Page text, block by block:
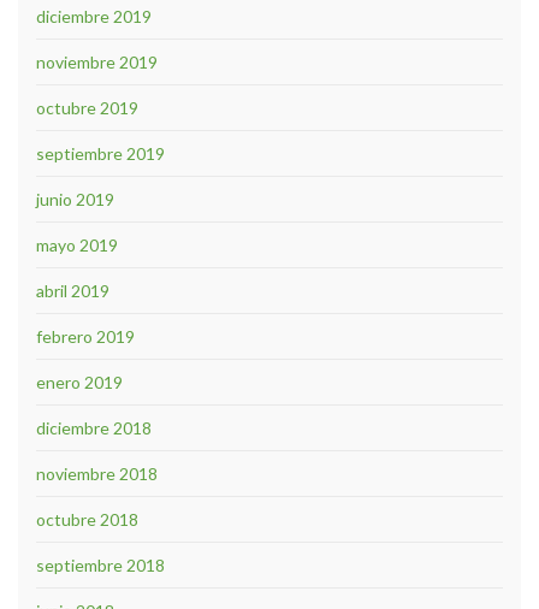
diciembre 2019
noviembre 2019
octubre 2019
septiembre 2019
junio 2019
mayo 2019
abril 2019
febrero 2019
enero 2019
diciembre 2018
noviembre 2018
octubre 2018
septiembre 2018